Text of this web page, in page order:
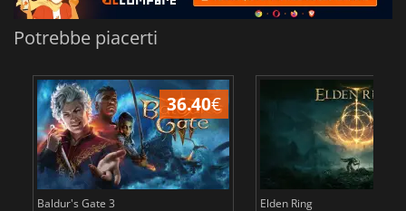
Potrebbe piacerti
36.40€
Baldur's Gate 3 Elden Ring